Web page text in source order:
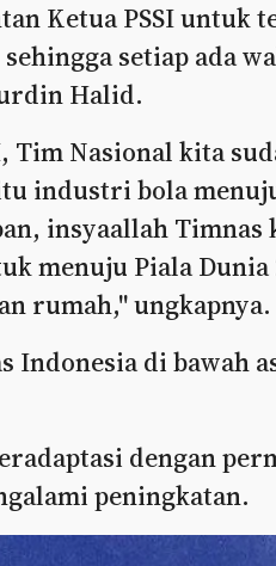
Ketua PSSI untuk
setiap ada
Halid.
Tim Nasional kita
industri bola
insyaallah
menuju Piala Dunia
rumah," ungkapnya.
Indonesia di bawah
dengan
peningkatan.